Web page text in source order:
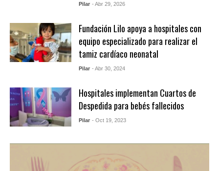
Pilar - Abr 29, 2026
Fundación Lilo apoya a hospitales con
equipo especializado para realizar el
tamiz cardíaco neonatal
Pilar - Abr 30, 2024
Hospitales implementan Cuartos de
Despedida para bebés fallecidos
Pilar - Oct 19, 2023